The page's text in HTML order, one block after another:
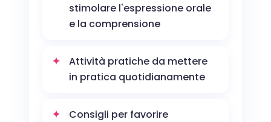
stimolare l'espressione orale
e la comprensione
Attività pratiche da mettere
in pratica quotidianamente
Consigli per favorire